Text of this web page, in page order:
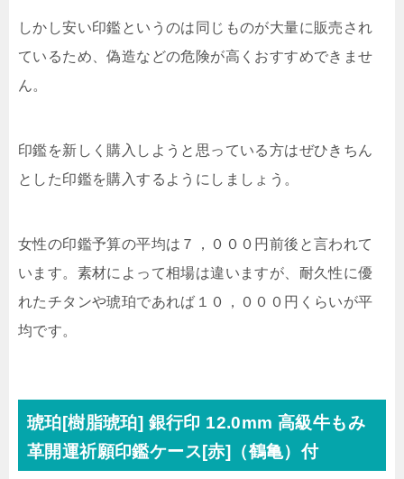
しかし安い印鑑というのは同じものが大量に販売され
ているため、偽造などの危険が高くおすすめできませ
ん。
印鑑を新しく購入しようと思っている方はぜひきちん
とした印鑑を購入するようにしましょう。
女性の印鑑予算の平均は７，０００円前後と言われて
います。素材によって相場は違いますが、耐久性に優
れたチタンや琥珀であれば１０，０００円くらいが平
均です。
琥珀[樹脂琥珀] 銀行印 12.0mm 高級牛もみ
革開運祈願印鑑ケース[赤]（鶴亀）付